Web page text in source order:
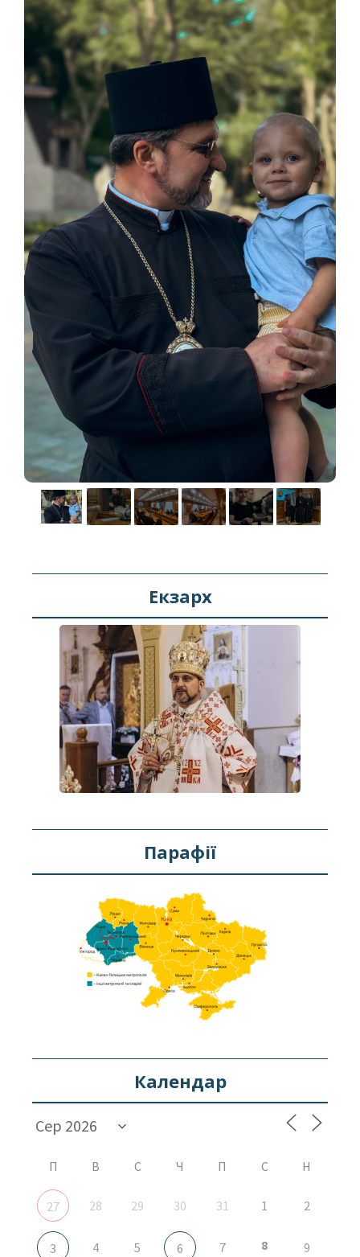
Екзарх
Парафії
Календар
П В С Ч П С Н
27 28 29 30 31 1 2
3 4 5 6 7 8 9